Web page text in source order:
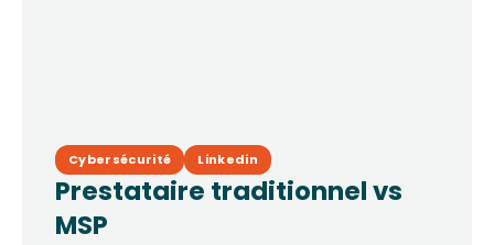
Cybersécurité Linkedin
Prestataire traditionnel vs
MSP